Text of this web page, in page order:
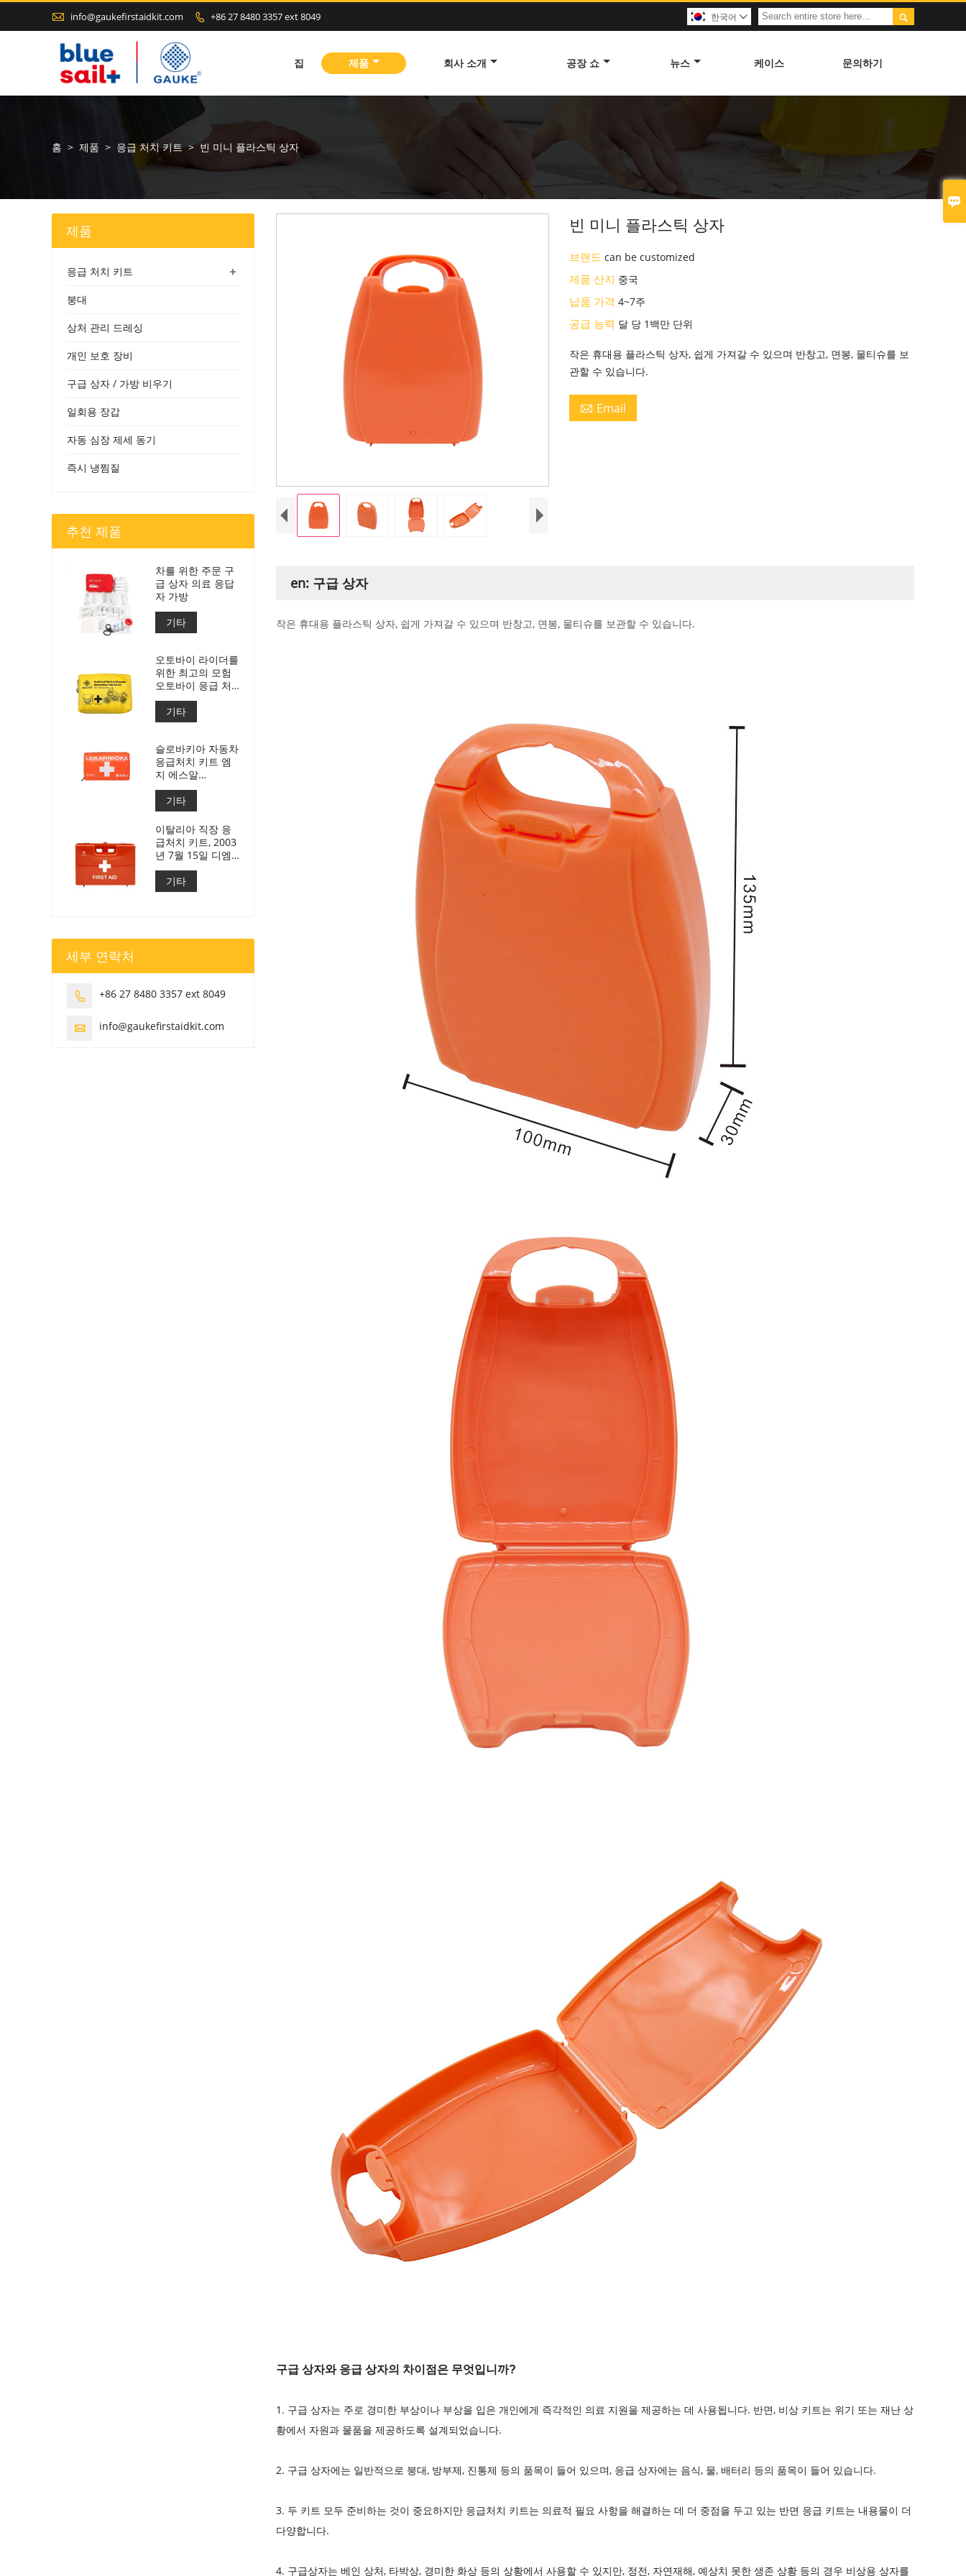

 info@gaukefirstaidkit.com  +86 27 8480 3357 ext 8049 
한국어 
집 제품 회사 소개 공장 쇼 뉴스 케이스 문의하기
홈 > 제품 > 응급 처치 키트 > 빈 미니 플라스틱 상자
빈 미니 플라스틱 상자
브랜드can be customized
제품 산지 중국
납품 가격4~7주
공급 능력 달 당 1백만 단위
작은 휴대용 플라스틱 상자, 쉽게 가져갈 수 있으며 반창고, 면봉, 물티슈를 보
관할 수 있습니다.
 Email
en: 구급 상자
작은 휴대용 플라스틱 상자, 쉽게 가져갈 수 있으며 반창고, 면봉, 물티슈를 보관할 수 있습니다.
구급 상자와 응급 상자의 차이점은 무엇입니까?
1. 구급 상자는 주로 경미한 부상이나 부상을 입은 개인에게 즉각적인 의료 지원을 제공하는 데 사용됩니다. 반면, 비상 키트는 위기 또는 재난 상
황에서 자원과 물품을 제공하도록 설계되었습니다.
2. 구급 상자에는 일반적으로 붕대, 방부제, 진통제 등의 품목이 들어 있으며, 응급 상자에는 음식, 물, 배터리 등의 품목이 들어 있습니다.
3. 두 키트 모두 준비하는 것이 중요하지만 응급처치 키트는 의료적 필요 사항을 해결하는 데 더 중점을 두고 있는 반면 응급 키트는 내용물이 더
다양합니다.
4. 구급상자는 베인 상처, 타박상, 경미한 화상 등의 상황에서 사용할 수 있지만, 정전, 자연재해, 예상치 못한 생존 상황 등의 경우 비상용 상자를
제품
+
응급 처치 키트
붕대
상처 관리 드레싱
개인 보호 장비
구급 상자 / 가방 비우기
일회용 장갑
자동 심장 제세 동기
즉시 냉찜질
추천 제품
차를 위한 주문 구
급 상자 의료 응답
자 가방
기타
오토바이 라이더를
위한 최고의 모험
오토바이 응급 처
치 키트
기타
슬로바키아 자동차
응급처치 키트 엠
지 에스알
143/2009년호
기타
이탈리아 직장 응
급처치 키트, 2003
년 7월 15일 디엠
388 충족
기타
세부 연락처
 +86 27 8480 3357 ext 8049
 info@gaukefirstaidkit.com